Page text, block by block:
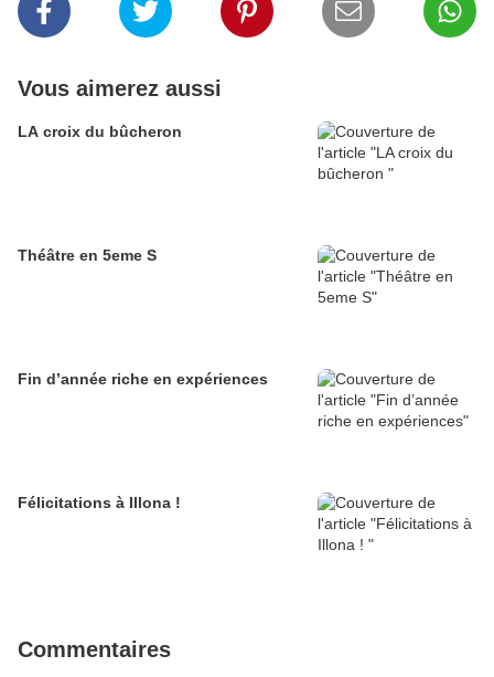
Vous aimerez aussi
LA croix du bûcheron
Théâtre en 5eme S
Fin d’année riche en expériences
Félicitations à Illona !
Commentaires